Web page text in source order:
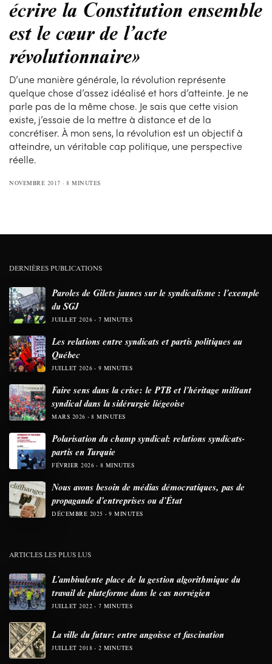
écrire la Constitution ensemble
est le cœur de l’acte
révolutionnaire»
D’une manière générale, la révolution représente
quelque chose d’assez idéalisé et hors d’atteinte. Je ne
parle pas de la même chose. Je sais que cette vision
existe, j’essaie de la mettre à distance et de la
concrétiser. À mon sens, la révolution est un objectif à
atteindre, un véritable cap politique, une perspective
réelle.
NOVEMBRE 2017 8 MINUTES
DERNIÈRES PUBLICATIONS
Paroles de Gilets jaunes sur le syndicalisme : l’exemple
du SGJ
JUILLET 2026 7 MINUTES
Les relations entre syndicats et partis politiques au
Québec
JUILLET 2026 9 MINUTES
Faire sens dans la crise: le PTB et l’héritage militant
syndical dans la sidérurgie liégeoise
MARS 2026 8 MINUTES
Polarisation du champ syndical: relations syndicats-
partis en Turquie
FÉVRIER 2026 8 MINUTES
Nous avons besoin de médias démocratiques, pas de
propagande d’entreprises ou d’État
DÉCEMBRE 2025 9 MINUTES
ARTICLES LES PLUS LUS
L’ambivalente place de la gestion algorithmique du
travail de plateforme dans le cas norvégien
JUILLET 2022 7 MINUTES
La ville du futur: entre angoisse et fascination
JUILLET 2018 2 MINUTES